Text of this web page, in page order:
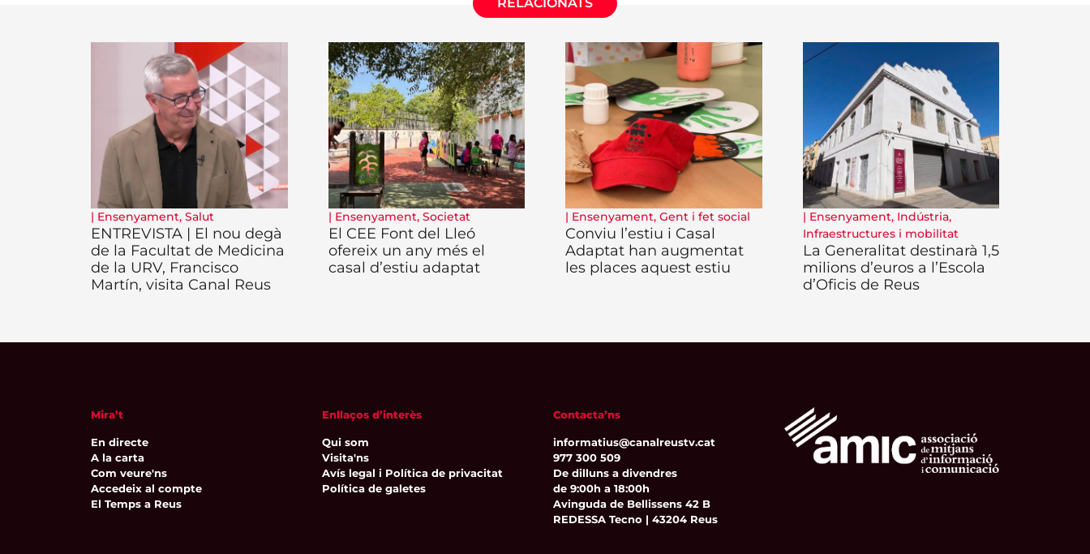
| Ensenyament, Salut
ENTREVISTA | El nou degà
de la Facultat de Medicina
de la URV, Francisco
Martín, visita Canal Reus
| Ensenyament, Societat
El CEE Font del Lleó
ofereix un any més el
casal d’estiu adaptat
| Ensenyament, Gent i fet social
Conviu l’estiu i Casal
Adaptat han augmentat
les places aquest estiu
| Ensenyament, Indústria,
Infraestructures i mobilitat
La Generalitat destinarà 1,5
milions d’euros a l’Escola
d’Oficis de Reus
Mira’t
En directe
A la carta
Com veure'ns
Accedeix al compte
El Temps a Reus
Enllaços d’interès
Qui som
Visita'ns
Avís legal i Política de privacitat
Política de galetes
Contacta’ns
informatius@canalreustv.cat
977 300 509
De dilluns a divendres
de 9:00h a 18:00h
Avinguda de Bellissens 42 B
REDESSA Tecno | 43204 Reus